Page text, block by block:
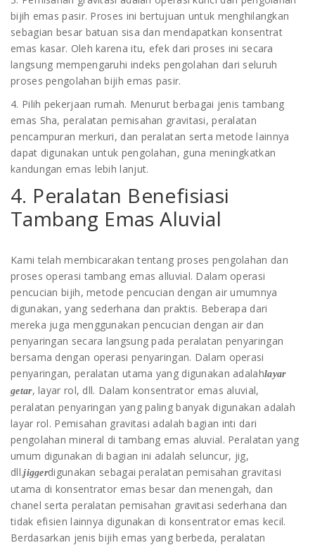
bijih emas pasir. Proses ini bertujuan untuk menghilangkan
sebagian besar batuan sisa dan mendapatkan konsentrat
emas kasar. Oleh karena itu, efek dari proses ini secara
langsung mempengaruhi indeks pengolahan dari seluruh
proses pengolahan bijih emas pasir.
4. Pilih pekerjaan rumah. Menurut berbagai jenis tambang
emas Sha, peralatan pemisahan gravitasi, peralatan
pencampuran merkuri, dan peralatan serta metode lainnya
dapat digunakan untuk pengolahan, guna meningkatkan
kandungan emas lebih lanjut.
4. Peralatan Benefisiasi
Tambang Emas Aluvial
Kami telah membicarakan tentang proses pengolahan dan
proses operasi tambang emas alluvial. Dalam operasi
pencucian bijih, metode pencucian dengan air umumnya
digunakan, yang sederhana dan praktis. Beberapa dari
mereka juga menggunakan pencucian dengan air dan
penyaringan secara langsung pada peralatan penyaringan
bersama dengan operasi penyaringan. Dalam operasi
penyaringan, peralatan utama yang digunakan adalahlayar
getar, layar rol, dll. Dalam konsentrator emas aluvial,
peralatan penyaringan yang paling banyak digunakan adalah
layar rol. Pemisahan gravitasi adalah bagian inti dari
pengolahan mineral di tambang emas aluvial. Peralatan yang
umum digunakan di bagian ini adalah seluncur, jig,
dll.jiggerdigunakan sebagai peralatan pemisahan gravitasi
utama di konsentrator emas besar dan menengah, dan
chanel serta peralatan pemisahan gravitasi sederhana dan
tidak efisien lainnya digunakan di konsentrator emas kecil.
Berdasarkan jenis bijih emas yang berbeda, peralatan